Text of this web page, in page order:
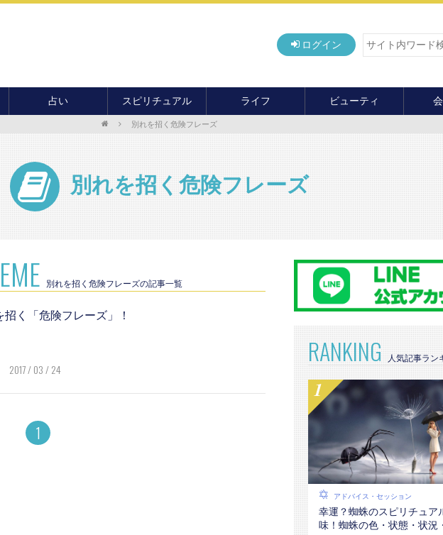
ログイン
占い
カード占い
おもしろ占い
運命・予言
スピリチュアル
開運
オカルト
ライフ
旅行
ビューティ
別れを招く危険フレーズ
別れを招く危険フレーズ
別れを招く危険フレーズの記事一覧
招く「危険フレーズ」！
2017 / 03 / 24
1
RANKING
アドバイス・セッション
幸運？蜘蛛のスピリチュア
味！蜘蛛の色・状態・状況